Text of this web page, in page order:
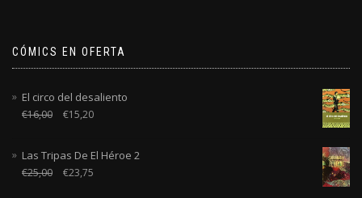
CÓMICS EN OFERTA
El circo del desaliento
€16,00 €15,20
Las Tripas De El Héroe 2
€25,00 €23,75